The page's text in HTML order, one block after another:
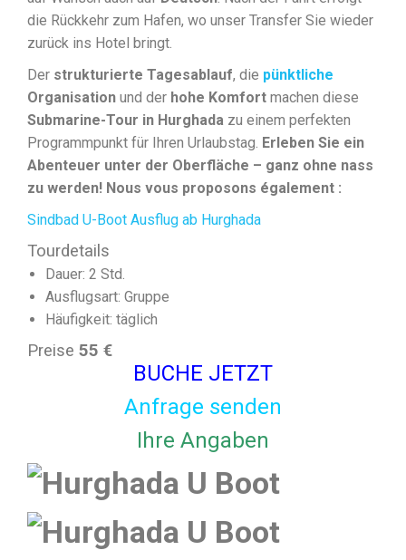
die Rückkehr zum Hafen, wo unser Transfer Sie wieder
zurück ins Hotel bringt.
Der strukturierte Tagesablauf, die pünktliche
Organisation und der hohe Komfort machen diese
Submarine-Tour in Hurghada zu einem perfekten
Programmpunkt für Ihren Urlaubstag. Erleben Sie ein
Abenteuer unter der Oberfläche – ganz ohne nass
zu werden! Nous vous proposons également :
Sindbad U-Boot Ausflug ab Hurghada
Tourdetails
Dauer: 2 Std.
Ausflugsart: Gruppe
Häufigkeit: täglich
Preise 55 €
BUCHE JETZT
Anfrage senden
Ihre Angaben